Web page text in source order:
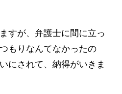
すが、弁護士に間に立っ
もりなんてなかったの
にされて、納得がいきま